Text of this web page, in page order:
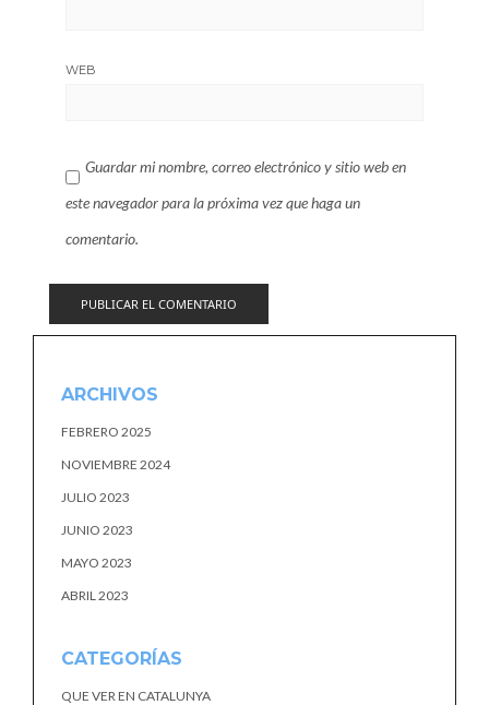
WEB
Guardar mi nombre, correo electrónico y sitio web en
este navegador para la próxima vez que haga un
comentario.
ARCHIVOS
FEBRERO 2025
NOVIEMBRE 2024
JULIO 2023
JUNIO 2023
MAYO 2023
ABRIL 2023
CATEGORÍAS
QUE VER EN CATALUNYA